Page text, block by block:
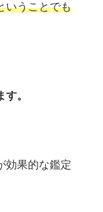
いうことでも
。
効果的な鑑定